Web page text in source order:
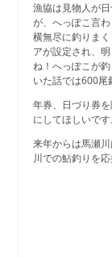
漁協は見物人が
が、へっぽこ言
横無尽に釣りま
アが設定され、
ね！へっぽこが
いた話では600尾
年券、日づり券
にしてほしいです
来年からは馬瀬
川での鮎釣りを